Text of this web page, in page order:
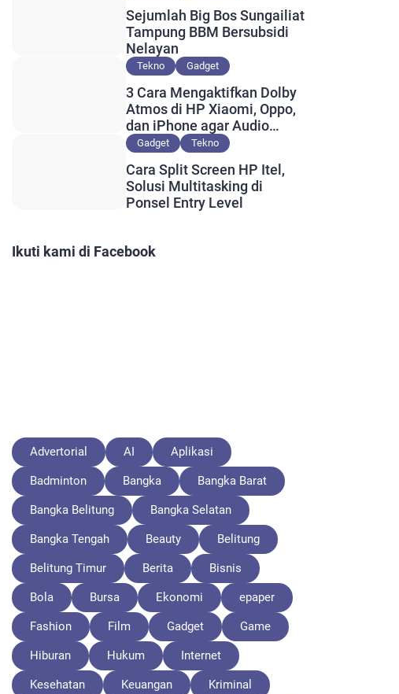
Sejumlah Big Bos Sungailiat
Tampung BBM Bersubsidi
Nelayan
Tekno Gadget
3 Cara Mengaktifkan Dolby
Atmos di HP Xiaomi, Oppo,
dan iPhone agar Audio
Lebih Maksimal
Gadget Tekno
Cara Split Screen HP Itel,
Solusi Multitasking di
Ponsel Entry Level
Ikuti kami di Facebook
Advertorial AI Aplikasi
Badminton Bangka Bangka Barat
Bangka Belitung Bangka Selatan
Bangka Tengah Beauty Belitung
Belitung Timur Berita Bisnis
Bola Bursa Ekonomi epaper
Fashion Film Gadget Game
Hiburan Hukum Internet
Kesehatan Keuangan Kriminal